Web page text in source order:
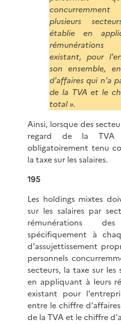
plusieurs
établie en
existant, pour
son ensemble,
d'affaires qui n'a
de la TVA et le
total ».
Ainsi, lorsque des
regard de la
obligatoirement tenu
la taxe sur les salaires.
195
Les holdings mixtes
sur les salaires par
rémunérations
spécifiquement à
d'assujettissement
personnels
secteurs, la taxe sur
en appliquant à leurs
existant pour
entre le chiffre
de la TVA et le chiffre